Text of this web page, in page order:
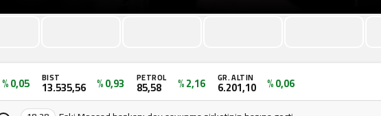
% 0,05 BIST
13.535,56 % 0,93 PETROL
85,58 % 2,16 GR. ALTIN
6.201,10 % 0,06